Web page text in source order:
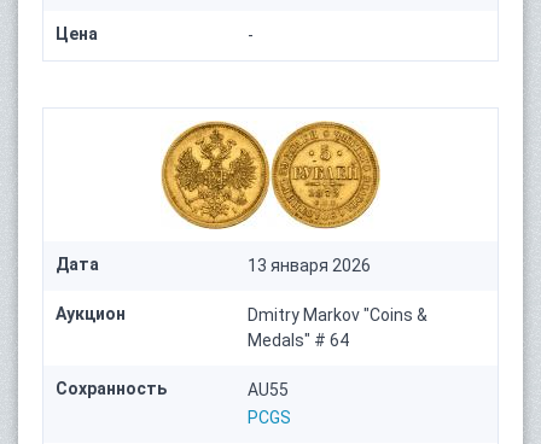
Цена -
Дата 13 января 2026
Аукцион
Dmitry Markov "Coins &
Medals" # 64
Сохранность
AU55
PCGS